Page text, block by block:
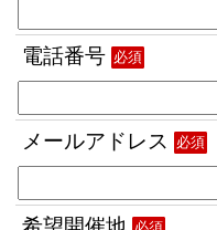
電話番号 必須
メールアドレス 必須